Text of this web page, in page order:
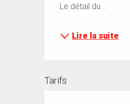
Le détail du...
Lire la suite
Tarifs